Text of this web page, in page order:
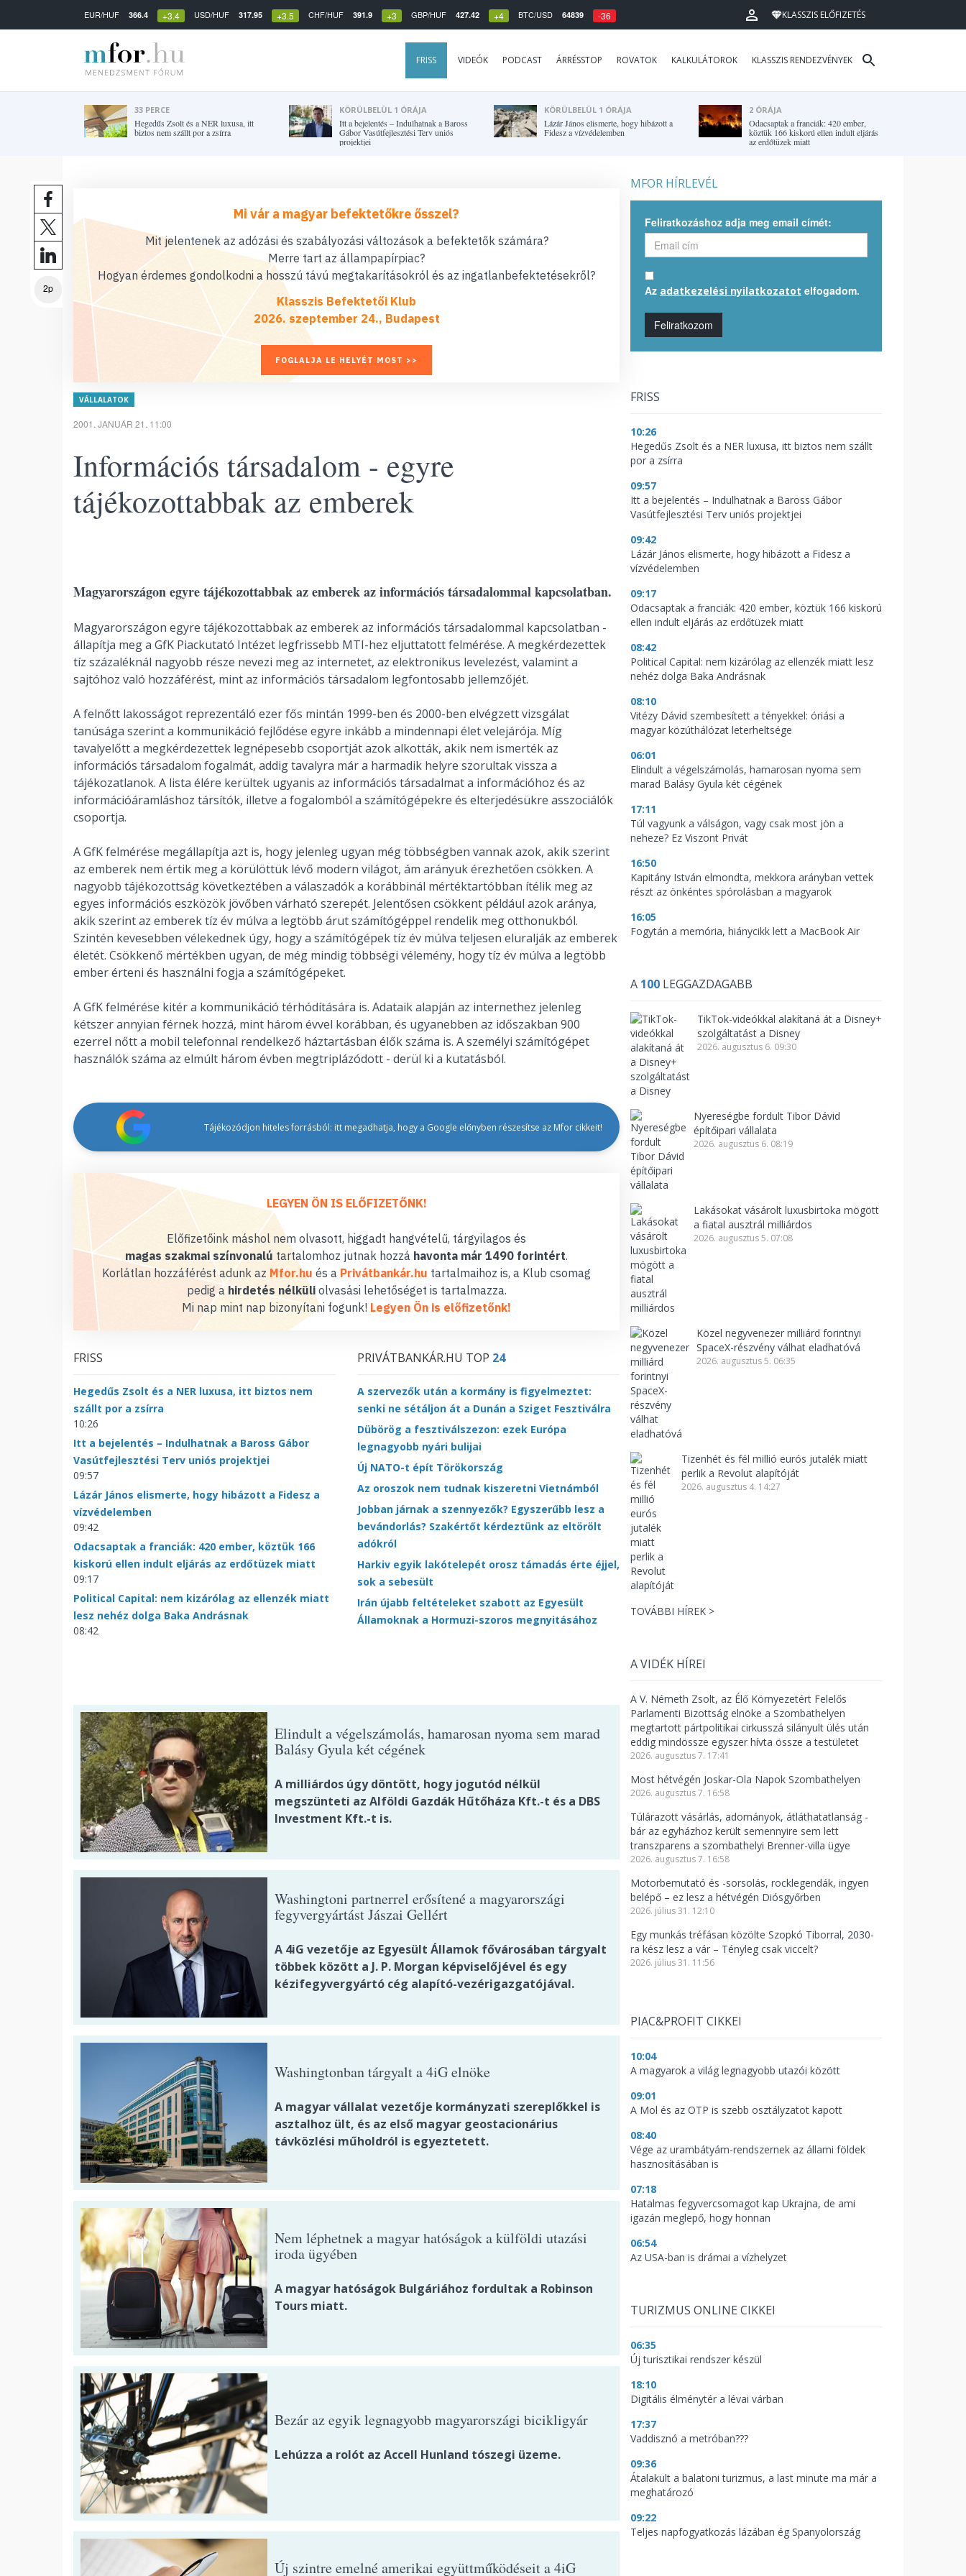
EUR/HUF 366.4 +3.4 USD/HUF 317.95 +3.5 CHF/HUF 391.9 +3 GBP/HUF 427.42 +4 BTC/USD 64839 -36 KLASSZIS ELŐFIZETÉS
FRISS VIDEÓK PODCAST ÁRRÉSSTOP ROVATOK KALKULÁTOROK KLASSZIS RENDEZVÉNYEK
33 PERCE
Hegedűs Zsolt és a NER luxusa, itt
biztos nem szállt por a zsírra
KÖRÜLBELÜL 1 ÓRÁJA
Itt a bejelentés – Indulhatnak a Baross
Gábor Vasútfejlesztési Terv uniós
projektjei
KÖRÜLBELÜL 1 ÓRÁJA
Lázár János elismerte, hogy hibázott a
Fidesz a vízvédelemben
2 ÓRÁJA
Odacsaptak a franciák: 420 ember,
köztük 166 kiskorú ellen indult eljárás
az erdőtüzek miatt
2p
Mi vár a magyar befektetőkre ősszel?
Mit jelentenek az adózási és szabályozási változások a befektetők számára?
Merre tart az állampapírpiac?
Hogyan érdemes gondolkodni a hosszú távú megtakarításokról és az ingatlanbefektetésekről?
Klasszis Befektetői Klub
2026. szeptember 24., Budapest
FOGLALJA LE HELYÉT MOST >>
VÁLLALATOK
2001. JANUÁR 21. 11:00
Információs társadalom - egyre
tájékozottabbak az emberek
Magyarországon egyre tájékozottabbak az emberek az információs társadalommal kapcsolatban.
Magyarországon egyre tájékozottabbak az emberek az információs társadalommal kapcsolatban -
állapítja meg a GfK Piackutató Intézet legfrissebb MTI-hez eljuttatott felmérése. A megkérdezettek
tíz százaléknál nagyobb része nevezi meg az internetet, az elektronikus levelezést, valamint a
sajtóhoz való hozzáférést, mint az információs társadalom legfontosabb jellemzőjét.
A felnőtt lakosságot reprezentáló ezer fős mintán 1999-ben és 2000-ben elvégzett vizsgálat
tanúsága szerint a kommunikáció fejlődése egyre inkább a mindennapi élet velejárója. Míg
tavalyelőtt a megkérdezettek legnépesebb csoportját azok alkották, akik nem ismerték az
információs társadalom fogalmát, addig tavalyra már a harmadik helyre szorultak vissza a
tájékozatlanok. A lista élére kerültek ugyanis az információs társadalmat a információhoz és az
információáramláshoz társítók, illetve a fogalomból a számítógépekre és elterjedésükre asszociálók
csoportja.
A GfK felmérése megállapítja azt is, hogy jelenleg ugyan még többségben vannak azok, akik szerint
az emberek nem értik meg a körülöttük lévő modern világot, ám arányuk érezhetően csökken. A
nagyobb tájékozottság következtében a válaszadók a korábbinál mértéktartóbban ítélik meg az
egyes információs eszközök jövőben várható szerepét. Jelentősen csökkent például azok aránya,
akik szerint az emberek tíz év múlva a legtöbb árut számítógéppel rendelik meg otthonukból.
Szintén kevesebben vélekednek úgy, hogy a számítógépek tíz év múlva teljesen eluralják az emberek
életét. Csökkenő mértékben ugyan, de még mindig többségi vélemény, hogy tíz év múlva a legtöbb
ember érteni és használni fogja a számítógépeket.
A GfK felmérése kitér a kommunikáció térhódítására is. Adataik alapján az internethez jelenleg
kétszer annyian férnek hozzá, mint három évvel korábban, és ugyanebben az időszakban 900
ezerrel nőtt a mobil telefonnal rendelkező háztartásban élők száma is. A személyi számítógépet
használók száma az elmúlt három évben megtriplázódott - derül ki a kutatásból.
Tájékozódjon hiteles forrásból: itt megadhatja, hogy a Google előnyben részesítse az Mfor cikkeit!
LEGYEN ÖN IS ELŐFIZETŐNK!
Előfizetőink máshol nem olvasott, higgadt hangvételű, tárgyilagos és
magas szakmai színvonalú tartalomhoz jutnak hozzá havonta már 1490 forintért.
Korlátlan hozzáférést adunk az Mfor.hu és a Privátbankár.hu tartalmaihoz is, a Klub csomag
pedig ahirdetés nélküliolvasási lehetőséget is tartalmazza.
Mi nap mint nap bizonyítani fogunk! Legyen Ön is előfizetőnk!
FRISS
Hegedűs Zsolt és a NER luxusa, itt biztos nem
szállt por a zsírra
10:26
Itt a bejelentés – Indulhatnak a Baross Gábor
Vasútfejlesztési Terv uniós projektjei
09:57
Lázár János elismerte, hogy hibázott a Fidesz a
vízvédelemben
09:42
Odacsaptak a franciák: 420 ember, köztük 166
kiskorú ellen indult eljárás az erdőtüzek miatt
09:17
Political Capital: nem kizárólag az ellenzék miatt
lesz nehéz dolga Baka Andrásnak
08:42
PRIVÁTBANKÁR.HU TOP 24
A szervezők után a kormány is figyelmeztet:
senki ne sétáljon át a Dunán a Sziget Fesztiválra
Dübörög a fesztiválszezon: ezek Európa
legnagyobb nyári bulijai
Új NATO-t épít Törökország
Az oroszok nem tudnak kiszeretni Vietnámból
Jobban járnak a szennyezők? Egyszerűbb lesz a
bevándorlás? Szakértőt kérdeztünk az eltörölt
adókról
Harkiv egyik lakótelepét orosz támadás érte éjjel,
sok a sebesült
Irán újabb feltételeket szabott az Egyesült
Államoknak a Hormuzi-szoros megnyitásához
Elindult a végelszámolás, hamarosan nyoma sem marad
Balásy Gyula két cégének
A milliárdos úgy döntött, hogy jogutód nélkül
megszünteti az Alföldi Gazdák Hűtőháza Kft.-t és a DBS
Investment Kft.-t is.
Washingtoni partnerrel erősítené a magyarországi
fegyvergyártást Jászai Gellért
A 4iG vezetője az Egyesült Államok fővárosában tárgyalt
többek között a J. P. Morgan képviselőjével és egy
kézifegyvergyártó cég alapító-vezérigazgatójával.
Washingtonban tárgyalt a 4iG elnöke
A magyar vállalat vezetője kormányzati szereplőkkel is
asztalhoz ült, és az első magyar geostacionárius
távközlési műholdról is egyeztetett.
Nem léphetnek a magyar hatóságok a külföldi utazási
iroda ügyében
A magyar hatóságok Bulgáriához fordultak a Robinson
Tours miatt.
Bezár az egyik legnagyobb magyarországi bicikligyár
Lehúzza a rolót az Accell Hunland tószegi üzeme.
Új szintre emelné amerikai együttműködéseit a 4iG
MFOR HÍRLEVÉL
Feliratkozáshoz adja meg email címét:
Az adatkezelési nyilatkozatot elfogadom.
Feliratkozom
FRISS
10:26
Hegedűs Zsolt és a NER luxusa, itt biztos nem szállt
por a zsírra
09:57
Itt a bejelentés – Indulhatnak a Baross Gábor
Vasútfejlesztési Terv uniós projektjei
09:42
Lázár János elismerte, hogy hibázott a Fidesz a
vízvédelemben
09:17
Odacsaptak a franciák: 420 ember, köztük 166 kiskorú
ellen indult eljárás az erdőtüzek miatt
08:42
Political Capital: nem kizárólag az ellenzék miatt lesz
nehéz dolga Baka Andrásnak
08:10
Vitézy Dávid szembesített a tényekkel: óriási a
magyar közúthálózat leterheltsége
06:01
Elindult a végelszámolás, hamarosan nyoma sem
marad Balásy Gyula két cégének
17:11
Túl vagyunk a válságon, vagy csak most jön a
neheze? Ez Viszont Privát
16:50
Kapitány István elmondta, mekkora arányban vettek
részt az önkéntes spórolásban a magyarok
16:05
Fogytán a memória, hiánycikk lett a MacBook Air
A 100 LEGGAZDAGABB
TikTok-videókkal alakítaná át a Disney+
szolgáltatást a Disney
2026. augusztus 6. 09:30
Nyereségbe fordult Tibor Dávid
építőipari vállalata
2026. augusztus 6. 08:19
Lakásokat vásárolt luxusbirtoka mögött
a fiatal ausztrál milliárdos
2026. augusztus 5. 07:08
Közel negyvenezer milliárd forintnyi
SpaceX-részvény válhat eladhatóvá
2026. augusztus 5. 06:35
Tizenhét és fél millió eurós jutalék miatt
perlik a Revolut alapítóját
2026. augusztus 4. 14:27
TOVÁBBI HÍREK >
A VIDÉK HÍREI
A V. Németh Zsolt, az Élő Környezetért Felelős
Parlamenti Bizottság elnöke a Szombathelyen
megtartott pártpolitikai cirkusszá silányult ülés után
eddig mindössze egyszer hívta össze a testületet
2026. augusztus 7. 17:41
Most hétvégén Joskar-Ola Napok Szombathelyen
2026. augusztus 7. 16:58
Túlárazott vásárlás, adományok, átláthatatlanság -
bár az egyházhoz került semennyire sem lett
transzparens a szombathelyi Brenner-villa ügye
2026. augusztus 7. 16:58
Motorbemutató és -sorsolás, rocklegendák, ingyen
belépő – ez lesz a hétvégén Diósgyőrben
2026. július 31. 12:10
Egy munkás tréfásan közölte Szopkó Tiborral, 2030-
ra kész lesz a vár – Tényleg csak viccelt?
2026. július 31. 11:56
PIAC&PROFIT CIKKEI
10:04
A magyarok a világ legnagyobb utazói között
09:01
A Mol és az OTP is szebb osztályzatot kapott
08:40
Vége az urambátyám-rendszernek az állami földek
hasznosításában is
07:18
Hatalmas fegyvercsomagot kap Ukrajna, de ami
igazán meglepő, hogy honnan
06:54
Az USA-ban is drámai a vízhelyzet
TURIZMUS ONLINE CIKKEI
06:35
Új turisztikai rendszer készül
18:10
Digitális élménytér a lévai várban
17:37
Vaddisznó a metróban???
09:36
Átalakult a balatoni turizmus, a last minute ma már a
meghatározó
09:22
Teljes napfogyatkozás lázában ég Spanyolország